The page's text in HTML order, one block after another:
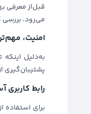
قبل‌از معرفی
می‌رود، بررسی
امنیت،
به‌دلیل
پشتیبان‌گیری از عبارت بازیابی
رابط کاربری
برای